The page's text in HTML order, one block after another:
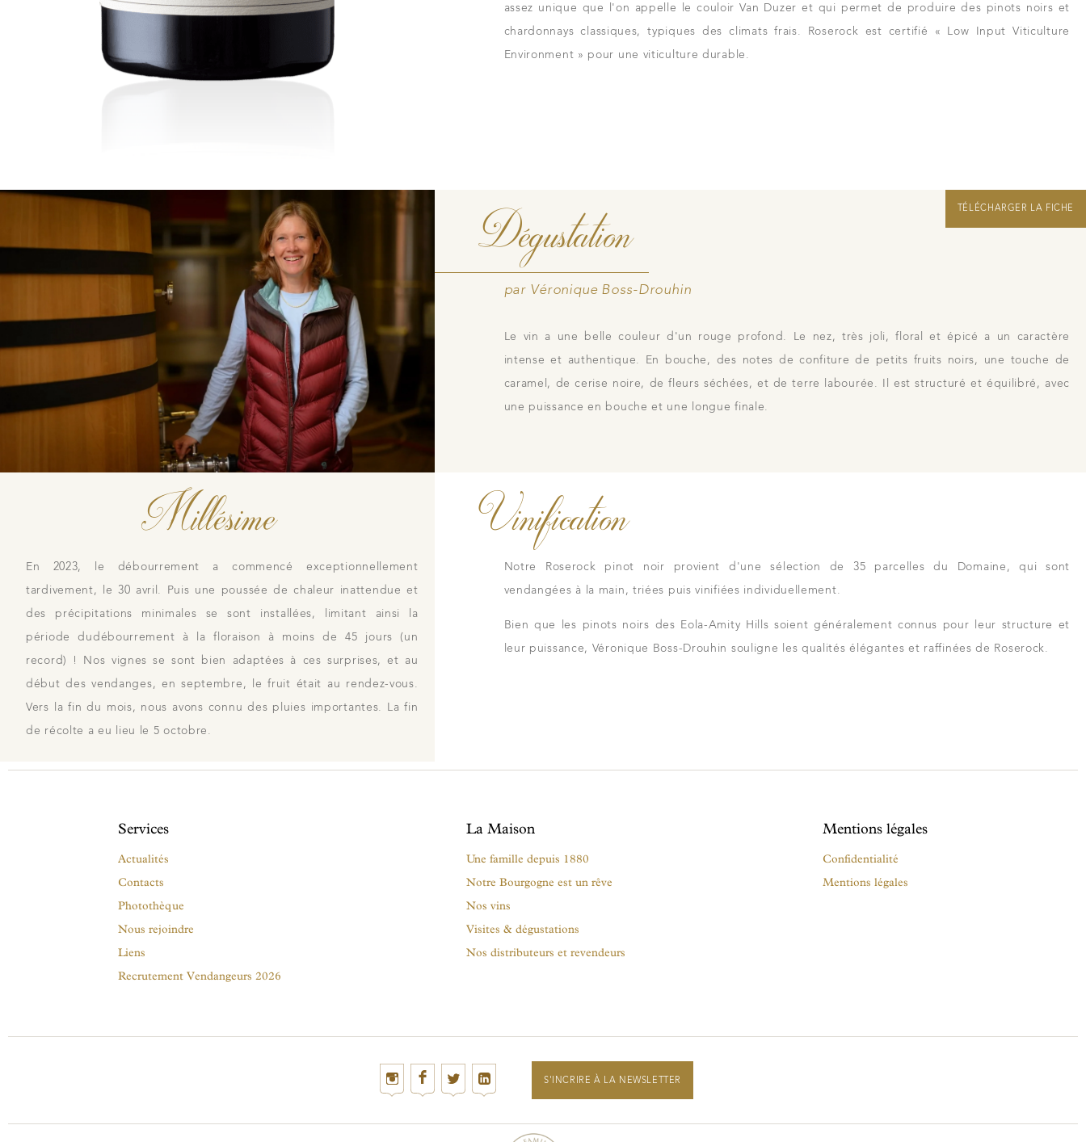
assez unique que l'on appelle le couloir Van Duzer et qui permet de produire des pinots noirs et
chardonnays classiques, typiques des climats frais. Roserock est certifié « Low Input Viticulture
Environment » pour une viticulture durable.
TÉLÉCHARGER LA FICHE
Dégustation
par Véronique Boss-Drouhin
Le vin a une belle couleur d'un rouge profond. Le nez, très joli, floral et épicé a un caractère
intense et authentique. En bouche, des notes de confiture de petits fruits noirs, une touche de
caramel, de cerise noire, de fleurs séchées, et de terre labourée. Il est structuré et équilibré, avec
une puissance en bouche et une longue finale.
Millésime
En 2023, le débourrement a commencé exceptionnellement
tardivement, le 30 avril. Puis une poussée de chaleur inattendue et
des précipitations minimales se sont installées, limitant ainsi la
période dudébourrement à la floraison à moins de 45 jours (un
record) ! Nos vignes se sont bien adaptées à ces surprises, et au
début des vendanges, en septembre, le fruit était au rendez-vous.
Vers la fin du mois, nous avons connu des pluies importantes. La fin
de récolte a eu lieu le 5 octobre.
Vinification
Notre Roserock pinot noir provient d'une sélection de 35 parcelles du Domaine, qui sont
vendangées à la main, triées puis vinifiées individuellement.
Bien que les pinots noirs des Eola-Amity Hills soient généralement connus pour leur structure et
leur puissance, Véronique Boss-Drouhin souligne les qualités élégantes et raffinées de Roserock.
Services
Actualités
Contacts
Photothèque
Nous rejoindre
Liens
Recrutement Vendangeurs 2026
La Maison
Une famille depuis 1880
Notre Bourgogne est un rêve
Nos vins
Visites & dégustations
Nos distributeurs et revendeurs
Mentions légales
Confidentialité
Mentions légales
S'INCRIRE À LA NEWSLETTER